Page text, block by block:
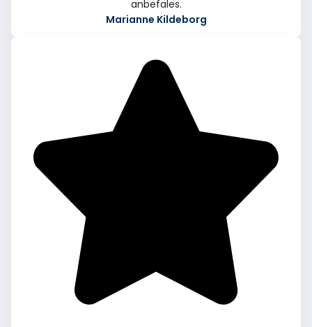
anbefales.
Marianne Kildeborg